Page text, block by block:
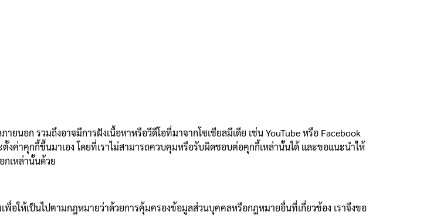
ายนอก รวมถึงอาจมีการฝังเนื้อหาหรือวีดีโอที่มาจากโซเชียลมีเดีย เช่น YouTube หรือ Facebook
งค่าคุกกี้ขึ้นมาเอง โดยที่เราไม่สามารถควบคุมหรือรับผิดชอบต่อคุกกี้เหล่านั้นได้ และขอแนะนำให้
เหล่านั้นด้วย
อให้เป็นไปตามกฎหมายว่าด้วยการคุ้มครองข้อมูลส่วนบุคคลหรือกฎหมายอื่นที่เกี่ยวข้อง เราจึงขอ